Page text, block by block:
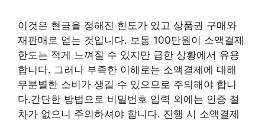
이것은 현금을 정해진 한도가 있고 상품권 구매와
재판매로 얻는 것입니다. 보통 100만원이 소액결제
한도는 적게 느껴질 수 있지만 급한 상황에서 유용
합니다. 그러나 부족한 이해로는 소액결제에 대해
무분별한 소비가 생길 수 있으므로 주의해야 합니
다.간단한 방법으로 비밀번호 입력 외에는 인증 절
차가 없으니 주의하셔야 합니다. 진행 시 소액결제